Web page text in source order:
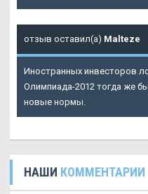
отзыв оставил(а) Malteze
Иностранных инвесторов
Олимпиада-2012 тогда же
новые нормы.
НАШИ КОММЕНТАРИИ